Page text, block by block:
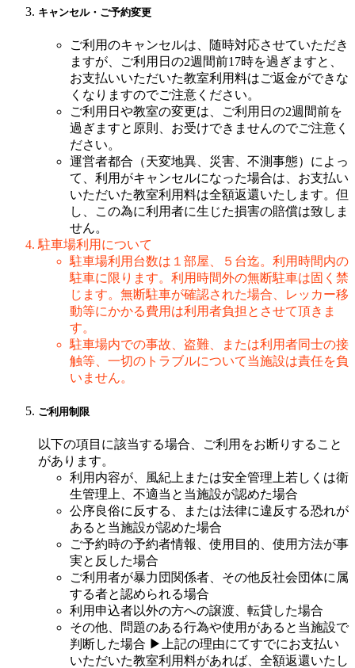
キャンセル・ご予約変更
ご利用のキャンセルは、随時対応させていただき
ますが、ご利用日の2週間前17時を過ぎますと、
お支払いいただいた教室利用料はご返金ができな
くなりますのでご注意ください。
ご利用日や教室の変更は、ご利用日の2週間前を
過ぎますと原則、お受けできませんのでご注意く
ださい。
運営者都合（天変地異、災害、不測事態）によっ
て、利用がキャンセルになった場合は、お支払い
いただいた教室利用料は全額返還いたします。但
し、この為に利用者に生じた損害の賠償は致しま
せん。
駐車場利用について
駐車場利用台数は１部屋、５台迄。利用時間内の
駐車に限ります。利用時間外の無断駐車は固く禁
じます。無断駐車が確認された場合、レッカー移
動等にかかる費用は利用者負担とさせて頂きま
す。
駐車場内での事故、盗難、または利用者同士の接
触等、一切のトラブルについて当施設は責任を負
いません。
ご利用制限
以下の項目に該当する場合、ご利用をお断りすること
があります。
利用内容が、風紀上または安全管理上若しくは衛
生管理上、不適当と当施設が認めた場合
公序良俗に反する、または法律に違反する恐れが
あると当施設が認めた場合
ご予約時の予約者情報、使用目的、使用方法が事
実と反した場合
ご利用者が暴力団関係者、その他反社会団体に属
する者と認められる場合
利用申込者以外の方への譲渡、転貸した場合
その他、問題のある行為や使用があると当施設で
判断した場合 ▶上記の理由にてすでにお支払い
いただいた教室利用料があれば、全額返還いたし